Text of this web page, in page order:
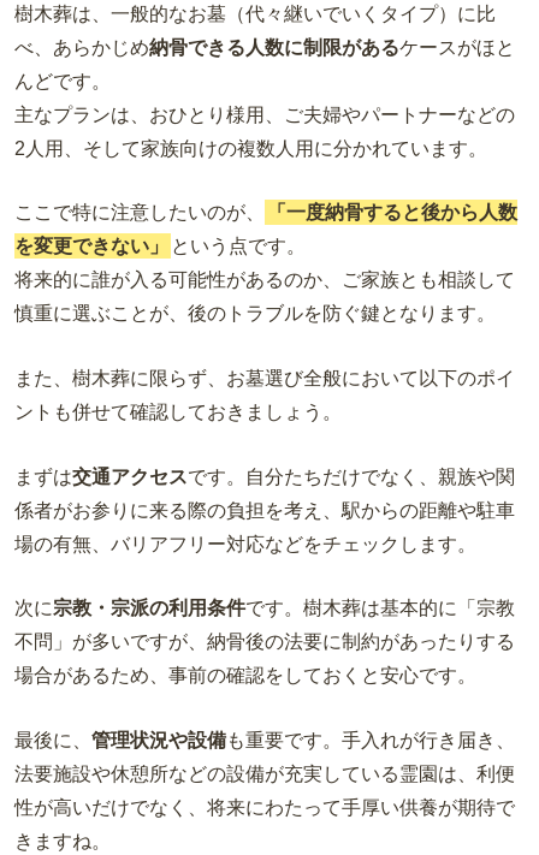
樹木葬は、一般的なお墓（代々継いでいくタイプ）に比
べ、あらかじめ納骨できる人数に制限があるケースがほと
んどです。
主なプランは、おひとり様用、ご夫婦やパートナーなどの
2人用、そして家族向けの複数人用に分かれています。
ここで特に注意したいのが、
「一度納骨すると後から人数
を変更できない」
という点です。
将来的に誰が入る可能性があるのか、ご家族とも相談して
慎重に選ぶことが、後のトラブルを防ぐ鍵となります。
また、樹木葬に限らず、お墓選び全般において以下のポイ
ントも併せて確認しておきましょう。
まずは交通アクセスです。自分たちだけでなく、親族や関
係者がお参りに来る際の負担を考え、駅からの距離や駐車
場の有無、バリアフリー対応などをチェックします。
次に宗教・宗派の利用条件です。樹木葬は基本的に「宗教
不問」が多いですが、納骨後の法要に制約があったりする
場合があるため、事前の確認をしておくと安心です。
最後に、 管理状況や設備も重要です。手入れが行き届き、
法要施設や休憩所などの設備が充実している霊園は、利便
性が高いだけでなく、将来にわたって手厚い供養が期待で
きますね。